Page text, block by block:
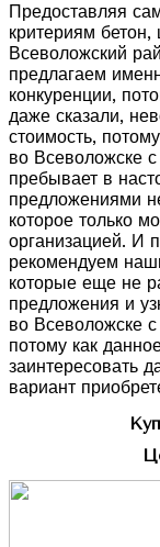
Предоставляя
критериям
Всеволожский
предлагаем
конкуренции,
даже сказали,
стоимость,
во Всеволожске
пребывает в
предложениями
которое только
организацией. И
рекомендуем
которые еще не
предложения и
во Всеволожске
потому как
заинтересовать
вариант